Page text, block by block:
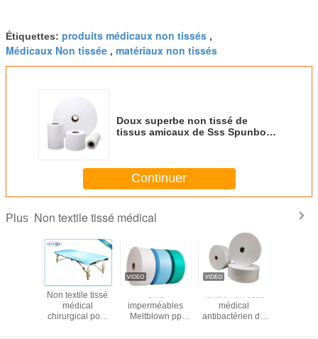
Étiquettes: produits médicaux non tissés ,
Médicaux Non tissée , matériaux non tissés
Doux superbe non tissé de
tissus amicaux de Sss Spunbond
Continuer
Plus Non textile tissé médical
Non textile tissé
médical
chirurgical pour
Sms
imperméables
Meltblown pp
Textile non tissé
médical
antibactérien de